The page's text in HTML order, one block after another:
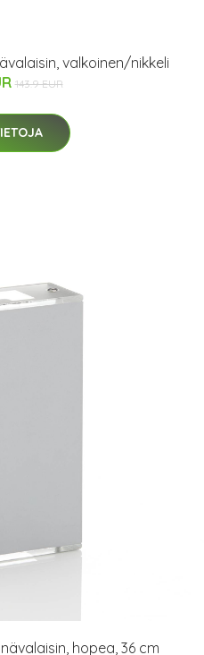
valkoinen/nikkeli
143.9 EUR
hopea, 36 cm